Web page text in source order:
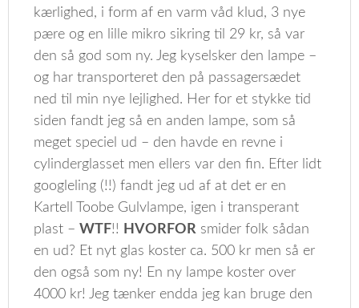
kærlighed, i form af en varm våd klud, 3 nye
pære og en lille mikro sikring til 29 kr, så var
den så god som ny. Jeg kyselsker den lampe –
og har transporteret den på passagersædet
ned til min nye lejlighed. Her for et stykke tid
siden fandt jeg så en anden lampe, som så
meget speciel ud – den havde en revne i
cylinderglasset men ellers var den fin. Efter lidt
googleling (!!) fandt jeg ud af at det er en
Kartell Toobe Gulvlampe, igen i transperant
plast –WTF!! HVORFOR smider folk sådan
en ud? Et nyt glas koster ca. 500 kr men så er
den også som ny! En ny lampe koster over
4000 kr! Jeg tænker endda jeg kan bruge den